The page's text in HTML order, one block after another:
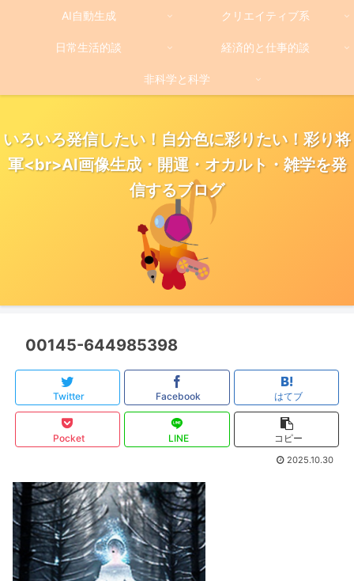
いろいろ発信したい！自分色に彩りたい！彩り将
軍<br>AI画像生成・開運・オカルト・雑学を発
信するブログ
AI自動生成 クリエイティブ系
日常生活的談 経済的と仕事的談
非科学と科学
00145-644985398
Twitter Facebook はてブ
Pocket LINE コピー
2025.10.30